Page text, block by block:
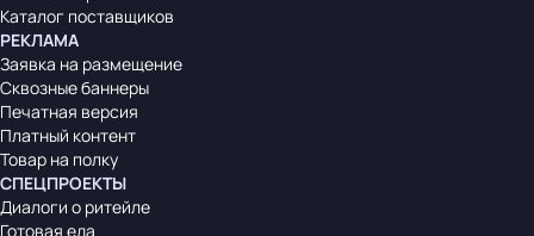
Каталог поставщиков
РЕКЛАМА
Заявка на размещение
Сквозные баннеры
Печатная версия
Платный контент
Товар на полку
СПЕЦПРОЕКТЫ
Диалоги о ритейле
Готовая еда